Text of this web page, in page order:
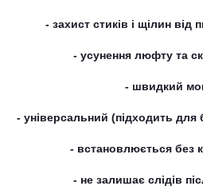
- захист стиків і щілин від
- усунення люфту та
- швидкий
- універсальний (підходить для
- встановлюється без
- не залишає слідів